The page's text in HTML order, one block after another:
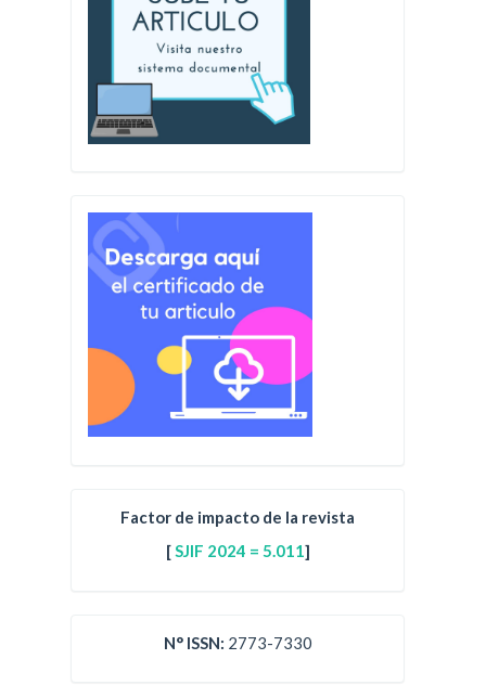
Factor de impacto de la revista
[SJIF 2024 = 5.011]
N° ISSN: 2773-7330